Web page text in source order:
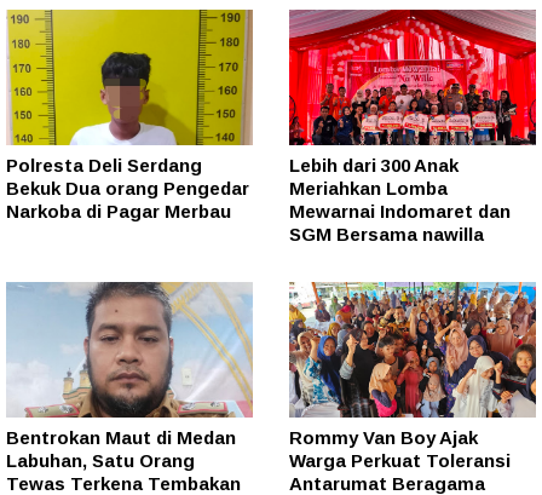
Polresta Deli Serdang
Bekuk Dua orang Pengedar
Narkoba di Pagar Merbau
Lebih dari 300 Anak
Meriahkan Lomba
Mewarnai Indomaret dan
SGM Bersama nawilla
Bentrokan Maut di Medan
Labuhan, Satu Orang
Tewas Terkena Tembakan
Rommy Van Boy Ajak
Warga Perkuat Toleransi
Antarumat Beragama